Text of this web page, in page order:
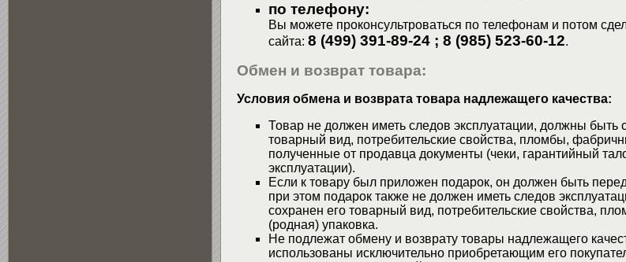
по телефону:
Вы можете проконсультроваться по телефонам и потом
сайта: 8 (499) 391-89-24 ; 8 (985) 523-60-12.
Обмен и возврат товара:
Условия обмена и возврата товара надлежащего качества:
Товар не должен иметь следов эксплуатации, должны быть
товарный вид, потребительские свойства, пломбы,
полученные от продавца документы (чеки, гарантийный
эксплуатации).
Если к товару был приложен подарок, он должен быть
при этом подарок также не должен иметь следов
сохранен его товарный вид, потребительские свойства,
(родная) упаковка.
Не подлежат обмену и возврату товары надлежащего
использованы исключительно приобретающим его